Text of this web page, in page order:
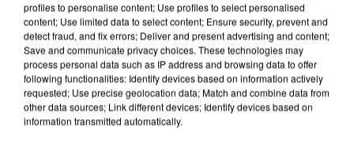
profiles to personalise content; Use profiles to select personalised
content; Use limited data to select content; Ensure security, prevent and
detect fraud, and fix errors; Deliver and present advertising and content;
Save and communicate privacy choices. These technologies may
process personal data such as IP address and browsing data to offer
following functionalities: Identify devices based on information actively
requested; Use precise geolocation data; Match and combine data from
other data sources; Link different devices; Identify devices based on
information transmitted automatically.